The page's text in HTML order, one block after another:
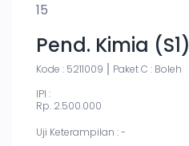
15
Pend. Kimia (S1)
Kode : 5211009
Paket C : Boleh
IPI :
Rp. 2.500.000
Uji Keterampilan : -